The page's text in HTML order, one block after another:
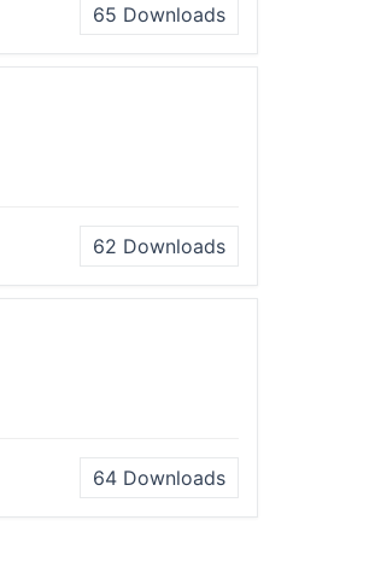
65 Downloads
62 Downloads
64 Downloads